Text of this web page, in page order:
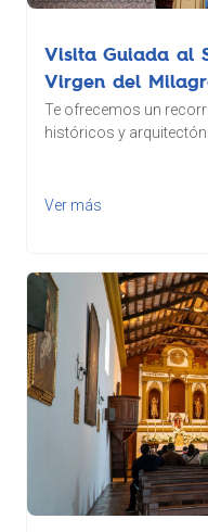
Visita Guiada al
Virgen del
Te ofrecemos un
históricos y
Ver más